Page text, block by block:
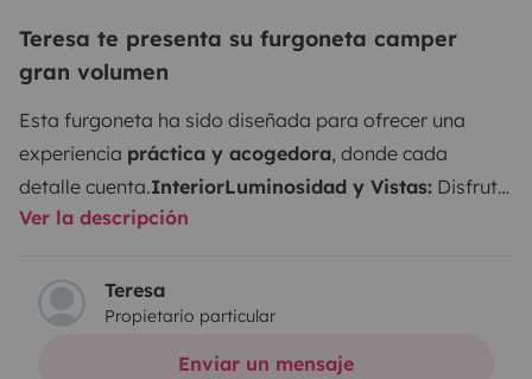
Teresa te presenta su furgoneta camper
gran volumen
Esta furgoneta ha sido diseñada para ofrecer una
experiencia práctica y acogedora, donde cada
detalle cuenta.InteriorLuminosidad y Vistas: Disfruta
de una claridad excepcional gracias a sus tres
gran formato.Confort Climático:
cuentan conmosquiteras y oscurecedores
Incluimos ropa de cama y toallas de tacto suave para
Ver la descripción
Teresa
Propietario particular
Enviar un mensaje